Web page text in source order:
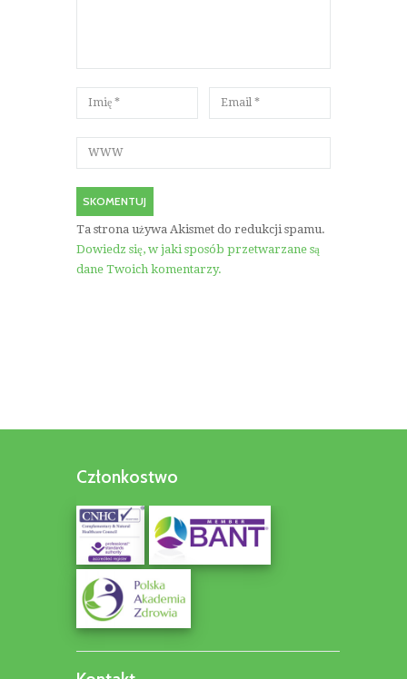
Ta strona używa Akismet do redukcji spamu.
Dowiedz się, w jaki sposób przetwarzane są
dane Twoich komentarzy.
Członkostwo